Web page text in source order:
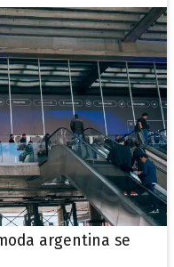
argentina se